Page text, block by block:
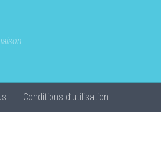
Conditions d’utilisation